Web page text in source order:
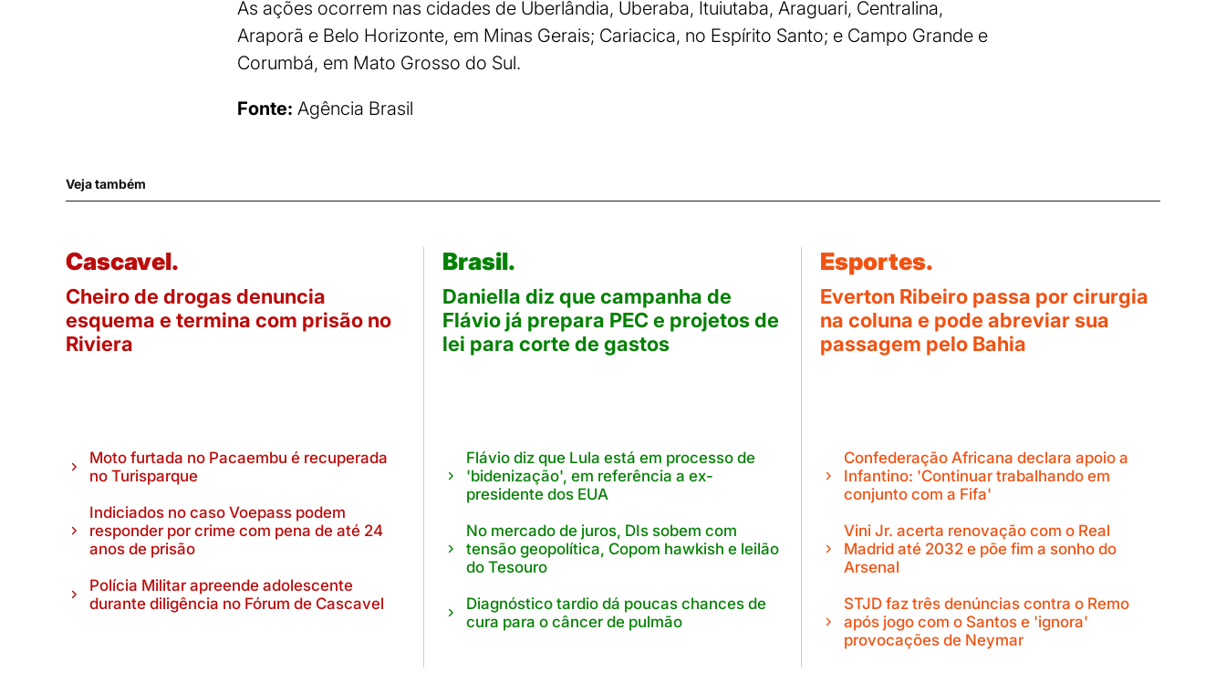
As ações ocorrem nas cidades de Uberlândia, Uberaba, Ituiutaba, Araguari, Centralina,
Araporã e Belo Horizonte, em Minas Gerais; Cariacica, no Espírito Santo; e Campo Grande e
Corumbá, em Mato Grosso do Sul.
Fonte: Agência Brasil
Veja também
Cascavel.
Cheiro de drogas denuncia
esquema e termina com prisão no
Riviera
Moto furtada no Pacaembu é recuperada
no Turisparque
Indiciados no caso Voepass podem
responder por crime com pena de até 24
anos de prisão
Polícia Militar apreende adolescente
durante diligência no Fórum de Cascavel
Brasil.
Daniella diz que campanha de
Flávio já prepara PEC e projetos de
lei para corte de gastos
Flávio diz que Lula está em processo de
'bidenização', em referência a ex-
presidente dos EUA
No mercado de juros, DIs sobem com
tensão geopolítica, Copom hawkish e leilão
do Tesouro
Diagnóstico tardio dá poucas chances de
cura para o câncer de pulmão
Esportes.
Everton Ribeiro passa por cirurgia
na coluna e pode abreviar sua
passagem pelo Bahia
Confederação Africana declara apoio a
Infantino: 'Continuar trabalhando em
conjunto com a Fifa'
Vini Jr. acerta renovação com o Real
Madrid até 2032 e põe fim a sonho do
Arsenal
STJD faz três denúncias contra o Remo
após jogo com o Santos e 'ignora'
provocações de Neymar